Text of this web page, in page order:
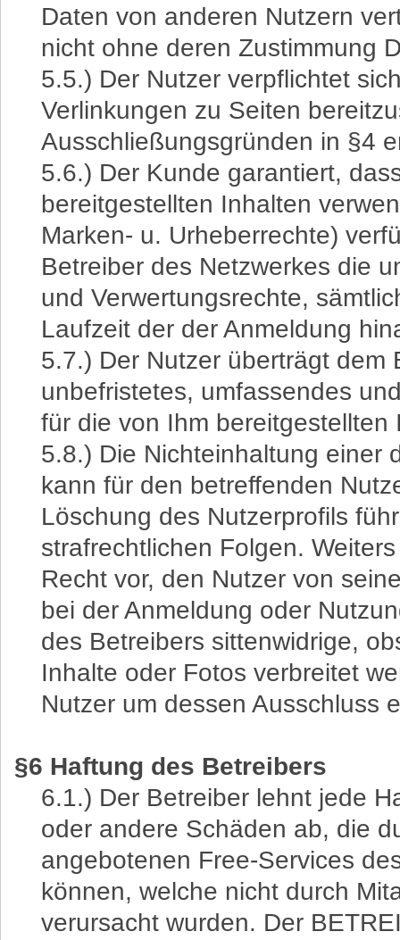
Daten von anderen Nutzern
nicht ohne deren Zustimmung
5.5.) Der Nutzer verpflichtet
Verlinkungen zu Seiten
Ausschließungsgründen in §4
5.6.) Der Kunde garantiert,
bereitgestellten Inhalten
Marken- u. Urheberrechte)
Betreiber des Netzwerkes die
und Verwertungsrechte,
Laufzeit der der Anmeldung
5.7.) Der Nutzer überträgt dem
unbefristetes, umfassendes
für die von Ihm bereitgestellten
5.8.) Die Nichteinhaltung einer
kann für den betreffenden
Löschung des Nutzerprofils
strafrechtlichen Folgen.
Recht vor, den Nutzer von
bei der Anmeldung oder
des Betreibers sittenwidrige,
Inhalte oder Fotos verbreitet
Nutzer um dessen Ausschluss
§6 Haftung des Betreibers
6.1.) Der Betreiber lehnt jede
oder andere Schäden ab, die
angebotenen Free-Services
können, welche nicht durch
verursacht wurden. Der